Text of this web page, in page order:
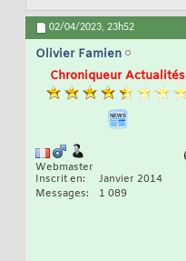
02/04/2023, 23h52
Olivier Famien
Chroniqueur Actualités
Webmaster
Inscrit en
Janvier 2014
Messages
1 089